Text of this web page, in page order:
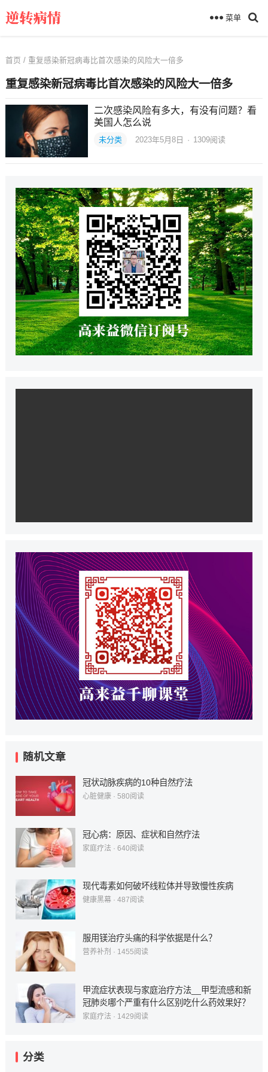
菜单
首页 / 重复感染新冠病毒比首次感染的风险大一倍多
重复感染新冠病毒比首次感染的风险大一倍多
二次感染风险有多大，有没有问题？看
美国人怎么说
未分类 2023年5月8日 · 1309阅读
随机文章
冠状动脉疾病的10种自然疗法
心脏健康· 580阅读
冠心病：原因、症状和自然疗法
家庭疗法 · 640阅读
现代毒素如何破坏线粒体并导致慢性疾病
健康黑幕· 487阅读
服用镁治疗头痛的科学依据是什么？
营养补剂 · 1455阅读
甲流症状表现与家庭治疗方法__甲型流感和新
冠肺炎哪个严重有什么区别吃什么药效果好？
家庭疗法 · 1429阅读
分类